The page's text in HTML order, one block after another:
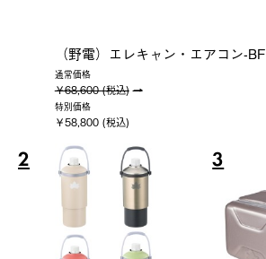
（野電）エレキャン・エアコン-BF
通常価格
￥68,600 (税込)
特別価格
￥58,800 (税込)
2 3